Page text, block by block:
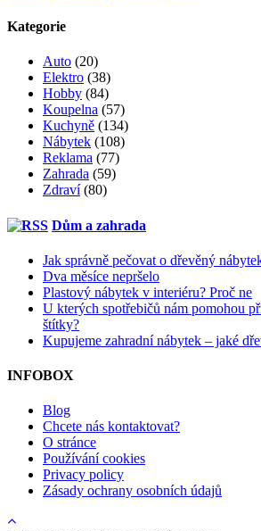
Kategorie
Auto (20)
Elektro (38)
Hobby (84)
Koupelna (57)
Kuchyně (134)
Nábytek (108)
Reklama (77)
Zahrada (59)
Zdraví(80)
Dům a zahrada
Jak správně pečovat o dřevěný
Dva měsíce nepršelo
Plastový nábytek v interiéru? Proč ne
U kterých spotřebičů nám pomohou
štítky?
Kupujeme zahradní nábytek – jaké
INFOBOX
Blog
Chcete nás kontaktovat?
O stránce
Používání cookies
Privacy policy
Zásady ochrany osobních údajů